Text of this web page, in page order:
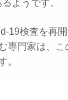
ようです。
19検査を再
専門家は、こ
。